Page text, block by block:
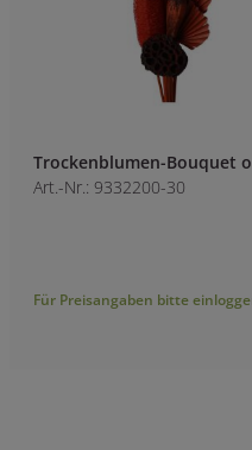
Trockenblumen-Bouquet
Art.-Nr.: 9332200-30
Für Preisangaben bitte